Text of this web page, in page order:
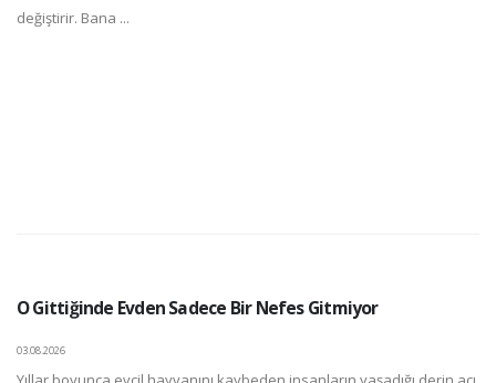
değiştirir. Bana ...
O Gittiğinde Evden Sadece Bir Nefes Gitmiyor
03.08.2026